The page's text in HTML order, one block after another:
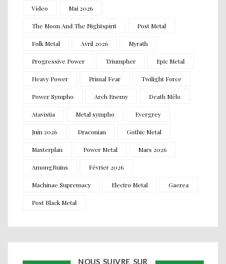
Video Mai 2026
The Moon And The Nightspirit Post Metal
Folk Metal Avril 2026 Myrath
Progressive Power Triumpher Epic Metal
Heavy Power Primal Fear Twilight Force
Power Sympho Arch Enemy Death Mélo
Atavistia Metal sympho Evergrey
Juin 2026 Draconian Gothic Metal
Masterplan Power Metal Mars 2026
AmongRuins Février 2026
Machinae Supremacy Electro Metal Gaerea
Post Black Metal
NOUS SUIVRE SUR